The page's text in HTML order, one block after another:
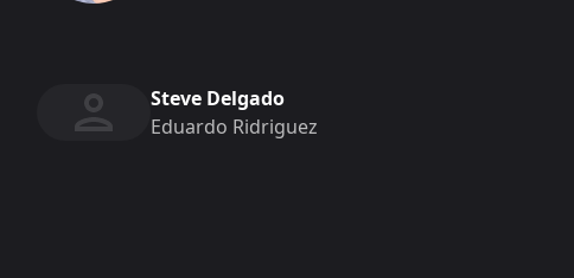
Steve Delgado
Eduardo Ridriguez